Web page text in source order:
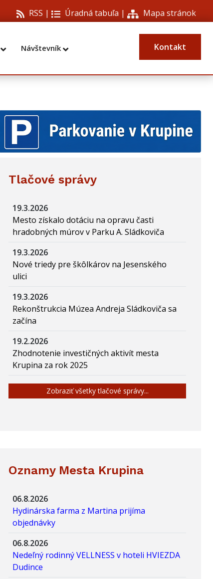
RSS | Úradná tabuľa | Mapa stránok
Návštevník Kontakt
Tlačové správy
19.3.2026
Mesto získalo dotáciu na opravu časti
hradobných múrov v Parku A. Sládkoviča
19.3.2026
Nové triedy pre škôlkárov na Jesenského
ulici
19.3.2026
Rekonštrukcia Múzea Andreja Sládkoviča sa
začína
19.2.2026
Zhodnotenie investičných aktivít mesta
Krupina za rok 2025
Zobraziť všetky tlačové správy...
Oznamy Mesta Krupina
06.8.2026
Hydinárska farma z Martina prijíma
objednávky
06.8.2026
Nedeľný rodinný VELLNESS v hoteli HVIEZDA
Dudince